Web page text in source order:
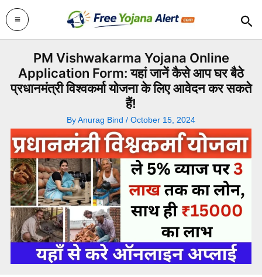
Skip
to
content
PM Vishwakarma Yojana Online
Application Form: यहां जानें कैसे आप घर बैठे
प्रधानमंत्री विश्वकर्मा योजना के लिए आवेदन कर सकते
हैं!
ByAnurag Bind / October 15, 2024